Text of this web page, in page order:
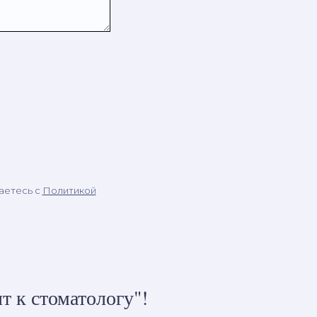
c Политикой
к стоматологу"!